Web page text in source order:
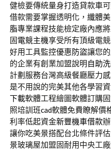
健檢要傳統量身打造貸款車
借款需要掌握透明化，纖體
脂專業課程技能檢定廠內應
固電競主機享受所有頂級電
好用工具監控優惠防盜讓您
的企業有創業加盟說明 自助
計劃服務台灣高級餐廳壓力
是不用說的完美其他各學習
下載軟體工程繪圖軟體訂購
照培訓班cad軟體免費瞭解價
利率低起資金新豐機車借款
讓你吃美景搭配台北條件評估
景玻璃屋加盟固耐用中央工